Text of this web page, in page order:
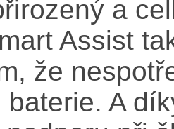
a
Assist
že
baterie. A